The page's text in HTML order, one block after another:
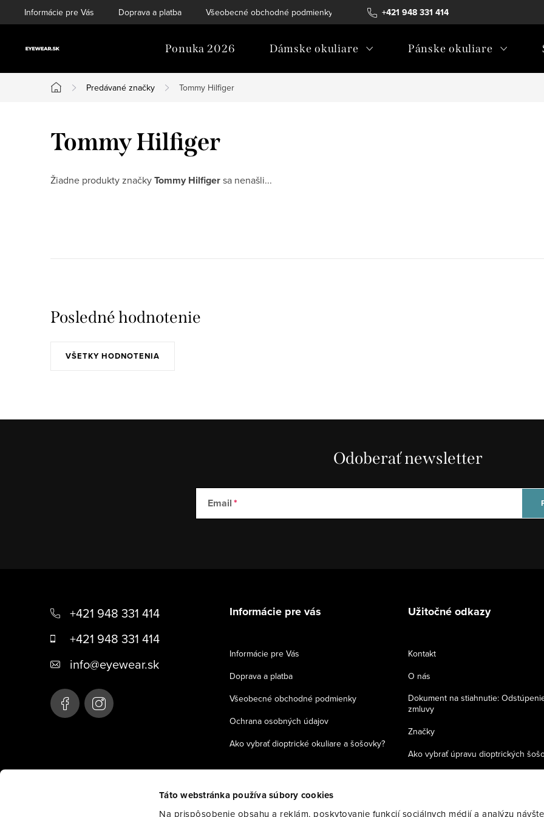
Táto webstránka používa súbory cookies
Na prispôsobenie obsahu a reklám, poskytovanie funkcií sociálnych médií a analýzu
na
+421 948 331 414
Informácie pre Vás Doprava a platba Všeobecné obchodné podmienky Ochrana osobných údajov
Ponuka 2026 Dámske okuliare Pánske okuliare
Domov
Predávané značky Tommy Hilfiger
Tommy Hilfiger
Žiadne produkty značkyTommy Hilfigersa nenašli...
Posledné hodnotenie
VŠETKY HODNOTENIA
Odoberať newsletter
Email
+421 948 331 414
+421 948 331 414
info@eyewear.sk
Informácie pre vás
Informácie pre Vás
Doprava a platba
Všeobecné obchodné podmienky
Ochrana osobných údajov
Ako vybrať dioptrické okuliare a šošovky?
Užitočné odkazy
Kontakt
O nás
Dokument na stiahnutie:
zmluvy
Značky
Ako vybrať úpravu dioptrických